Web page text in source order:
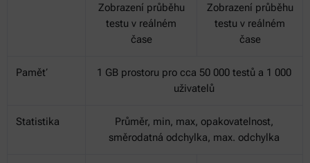
Zobrazení průběhu
testu v reálném
čase
Zobrazení průběhu
testu v reálném
čase
Paměť
1 GB prostoru pro cca 50 000 testů a 1 000
uživatelů
Statistika
Průměr, min, max, opakovatelnost,
směrodatná odchylka, max. odchylka